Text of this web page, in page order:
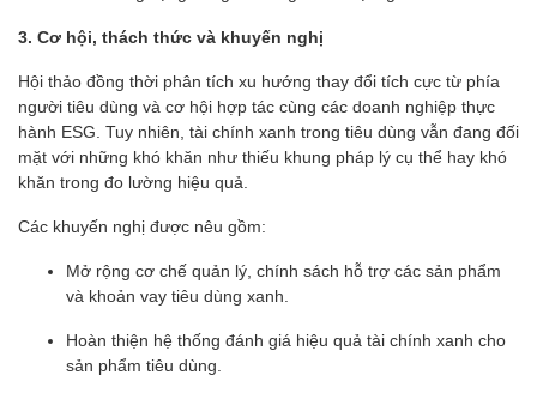
3. Cơ hội, thách thức và khuyến nghị
Hội thảo đồng thời phân tích xu hướng thay đổi tích cực từ phía
người tiêu dùng và cơ hội hợp tác cùng các doanh nghiệp thực
hành ESG. Tuy nhiên, tài chính xanh trong tiêu dùng vẫn đang đối
mặt với những khó khăn như thiếu khung pháp lý cụ thể hay khó
khăn trong đo lường hiệu quả.
Các khuyến nghị được nêu gồm:
Mở rộng cơ chế quản lý, chính sách hỗ trợ các sản phẩm
và khoản vay tiêu dùng xanh.
Hoàn thiện hệ thống đánh giá hiệu quả tài chính xanh cho
sản phẩm tiêu dùng.